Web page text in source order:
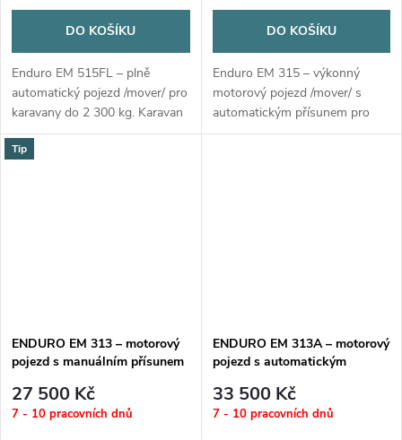
DO KOŠÍKU
Enduro EM 515FL – plně
automatický pojezd /mover/ pro
karavany do 2 300 kg. Karavan
na místě a vyvážený do 2
minut! Vodováha, soft
DO KOŠÍKU
Enduro EM 315 – výkonný
motorový pojezd /mover/ s
automatickým přísunem pro
karavany do 2 100 kg (4
Tip
ENDURO EM 313 – motorový
pojezd s manuálním přísunem
27 500 Kč
7 - 10 pracovních dnů
ENDURO EM 313A – motorový
pojezd s automatickým
33 500 Kč
7 - 10 pracovních dnů